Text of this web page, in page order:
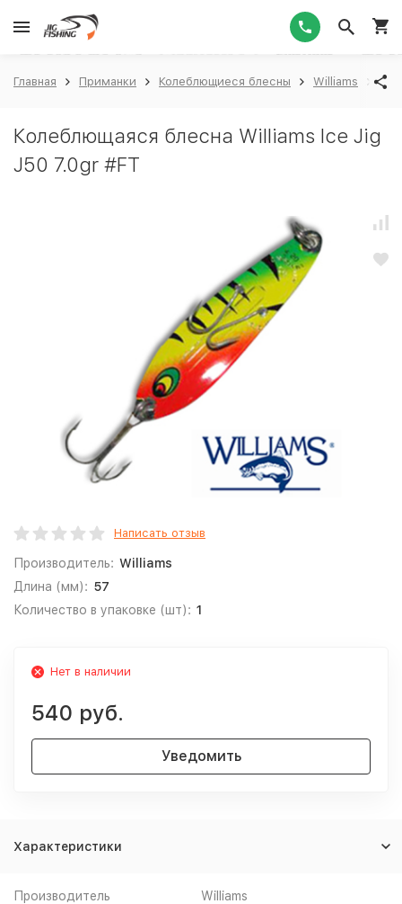
Главная Приманки Колеблющиеся блесны Williams
Колеблющаяся блесна Williams Ice Jig
J50 7.0gr #FT
Написать отзыв
Производитель: Williams
Длина (мм): 57
Количество в упаковке (шт): 1
Нет в наличии
540 руб.
Уведомить
Характеристики
Производитель Williams